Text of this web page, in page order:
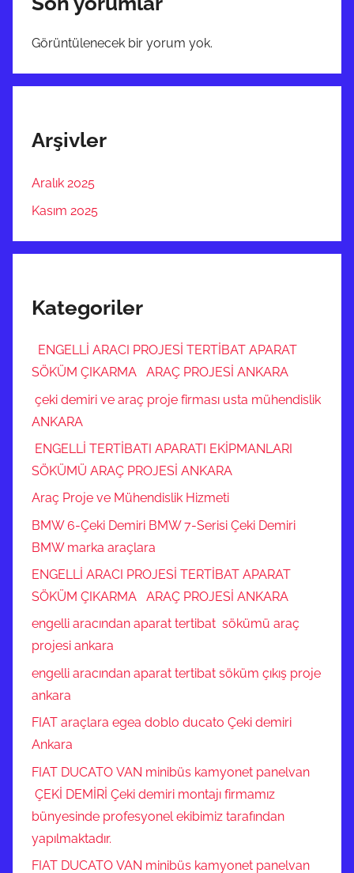
Görüntülenecek bir yorum yok.
Arşivler
Aralık 2025
Kasım 2025
Kategoriler
ENGELLİ ARACI PROJESİ TERTİBAT APARAT
SÖKÜM ÇIKARMA ARAÇ PROJESİ ANKARA
çeki demiri ve araç proje firması usta mühendislik
ANKARA
ENGELLİ TERTİBATI APARATI EKİPMANLARI
SÖKÜMÜ ARAÇ PROJESİ ANKARA
Araç Proje ve Mühendislik Hizmeti
BMW 6-Çeki Demiri BMW 7-Serisi Çeki Demiri
BMW marka araçlara
ENGELLİ ARACI PROJESİ TERTİBAT APARAT
SÖKÜM ÇIKARMA ARAÇ PROJESİ ANKARA
engelli aracından aparat tertibat sökümü araç
projesi ankara
engelli aracından aparat tertibat söküm çıkış proje
ankara
FIAT araçlara egea doblo ducato Çeki demiri
Ankara
FIAT DUCATO VAN minibüs kamyonet panelvan
ÇEKİ DEMİRİ Çeki demiri montajı firmamız
bünyesinde profesyonel ekibimiz tarafından
yapılmaktadır.
FIAT DUCATO VAN minibüs kamyonet panelvan